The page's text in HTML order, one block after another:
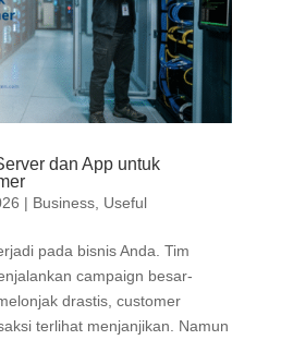
dan App untuk
| Business, Useful
pada bisnis Anda. Tim
campaign besar-
drastis, customer
terlihat menjanjikan. Namun